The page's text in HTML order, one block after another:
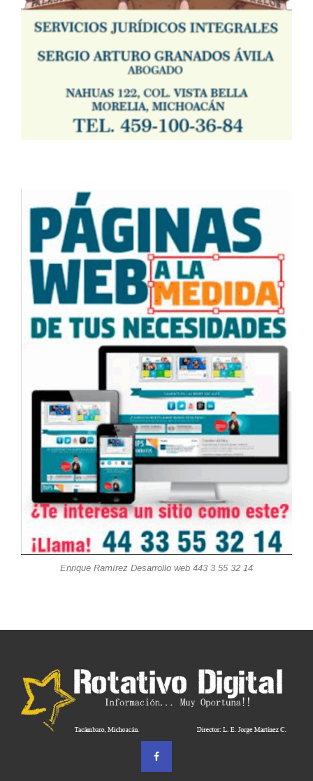
Enrique Ramírez Desarrollo web 443 3 55 32 14